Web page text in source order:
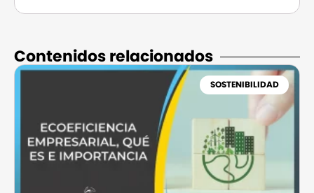
Contenidos relacionados​
SOSTENIBILIDAD